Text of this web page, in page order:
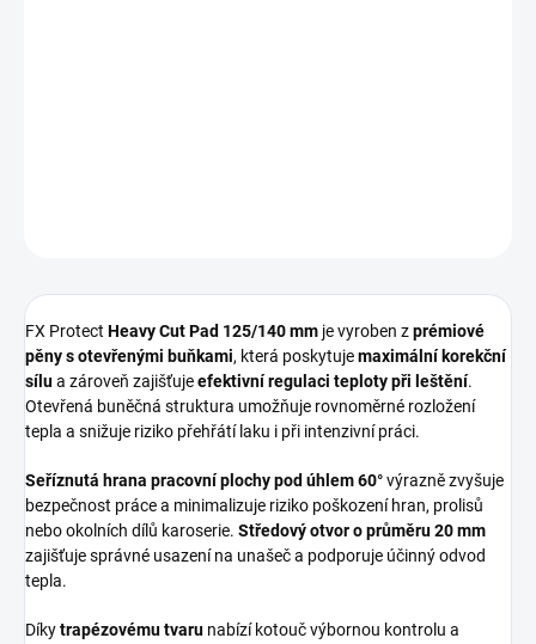
FX Protect Heavy Cut Pad 125/140 mm je vyroben zprémiové
pěny s otevřenými buňkami, která poskytujemaximální korekční
sílua zároveň zajišťujeefektivní regulaci teploty při leštění.
Otevřená buněčná struktura umožňuje rovnoměrné rozložení
tepla a snižuje riziko přehřátí laku i při intenzivní práci.
Seříznutá hrana pracovní plochy pod úhlem 60°výrazně zvyšuje
bezpečnost práce a minimalizuje riziko poškození hran, prolisů
nebo okolních dílů karoserie. Středový otvor o průměru 20 mm
zajišťuje správné usazení na unašeč a podporuje účinný odvod
tepla.
Díkytrapézovému tvaru nabízí kotouč výbornou kontrolu a